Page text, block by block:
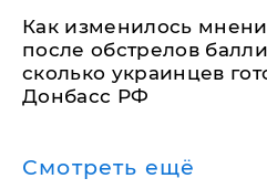
Как изменилось
после обстрелов
сколько украинцев
Донбасс РФ
Смотреть ещё